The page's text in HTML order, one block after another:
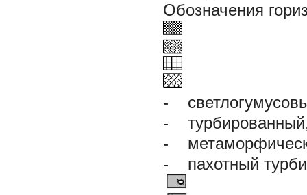
Обозначения
-
-
-
- пахотный